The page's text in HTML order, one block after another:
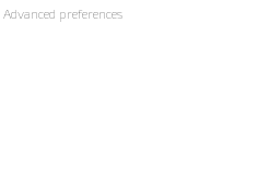
Advanced preferences
dos meus dados pessoais e forneço